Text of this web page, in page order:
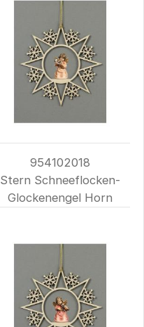
954102018
Stern Schneeflocken-
Glockenengel Horn